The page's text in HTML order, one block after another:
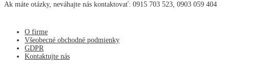
Ak máte otázky, neváhajte nás kontaktovať: 0915 703 523, 0903 059 404
O firme
Všeobecné obchodné podmienky
GDPR
Kontaktujte nás